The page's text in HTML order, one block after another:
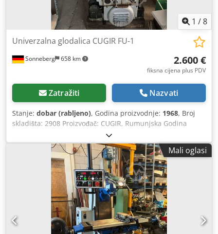
1 /8
Sonneberg 658 km
Univerzalna glodalica CUGIR FU-1
2.600 €
fiksna cijena plus PDV
Zatražiti Nazvati
Stanje: dobar (rabljeno), Godina proizvodnje: 1968, Broj
skladišta: 2908 Proizvođač: CUGIR, Rumunjska Godina
proizvodnje: 1968 Broj stroja: 3266 Tip / model: FU-1
Hodovi po osima x-y-z: 700 - 370 - 250 mm Chsdpfxevc D
Apj Am Toa Stol: 1.250 x 320 mm Raspon brzine: 30 do
1.500 o/min Držak vretena: SK 50 Pomaci: Brzi hod:
Priključna snaga: 7,5 kW Dodatna oprema / oprema: Stanje:
dobro Težina: približno 2,5 t Dimenzije: 2.000 x 2.000 x
Mali oglasi